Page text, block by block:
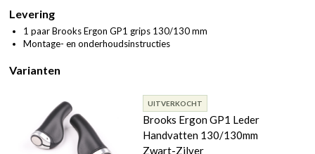
Levering
1 paar Brooks Ergon GP1 grips 130/130 mm
Montage- en onderhoudsinstructies
Varianten
UITVERKOCHT
Brooks Ergon GP1 Leder
Handvatten 130/130mm
Zwart-Zilver